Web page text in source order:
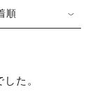
順
た。